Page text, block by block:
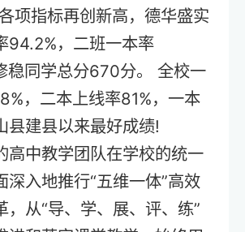
项指标再创新高，德华盛实
94.2%，二班一本率
稳同学总分670分。 全校一
，二本上线率81%，一本
县建县以来最好成绩!
高中教学团队在学校的统一
深入地推行“五维一体”高效
，从“导、学、展、评、练”